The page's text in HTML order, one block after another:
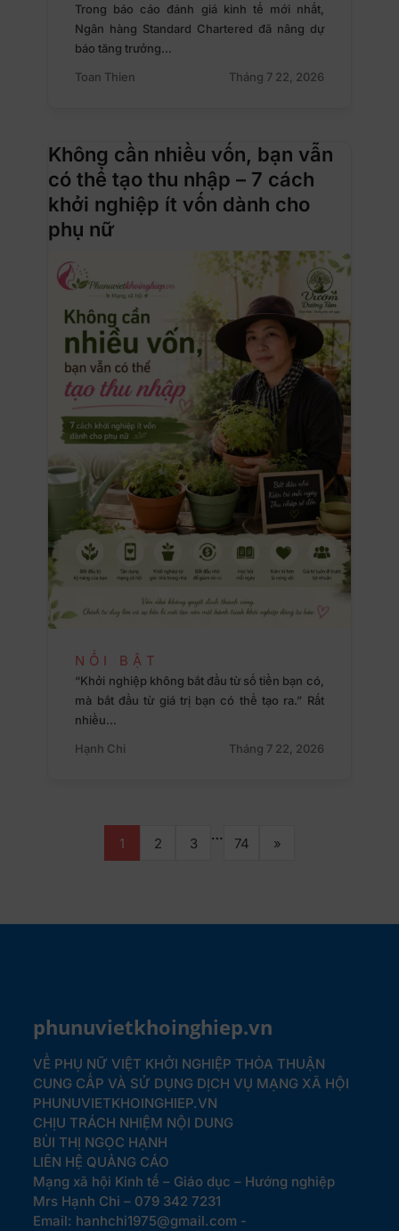
Trong báo cáo đánh giá kinh tế mới nhất,
Ngân hàng Standard Chartered đã nâng dự
báo tăng trưởng…
Toan Thien
Tháng 7 22, 2026
Không cần nhiều vốn, bạn vẫn
có thể tạo thu nhập – 7 cách
khởi nghiệp ít vốn dành cho
phụ nữ
NỔI BẬT
“Khởi nghiệp không bắt đầu từ số tiền bạn có,
mà bắt đầu từ giá trị bạn có thể tạo ra.” Rất
nhiều…
Hạnh Chi
Tháng 7 22, 2026
1 2 3
…
74 »
phunuvietkhoinghiep.vn
VỀ PHỤ NỮ VIỆT KHỞI NGHIỆP THỎA THUẬN
CUNG CẤP VÀ SỬ DỤNG DỊCH VỤ MẠNG XÃ HỘI
PHUNUVIETKHOINGHIEP.VN
CHỊU TRÁCH NHIỆM NỘI DUNG
BÙI THỊ NGỌC HẠNH
LIÊN HỆ QUẢNG CÁO
Mạng xã hội Kinh tế – Giáo dục – Hướng nghiệp
Mrs Hạnh Chi – 079 342 7231
Email: hanhchi1975@gmail.com -